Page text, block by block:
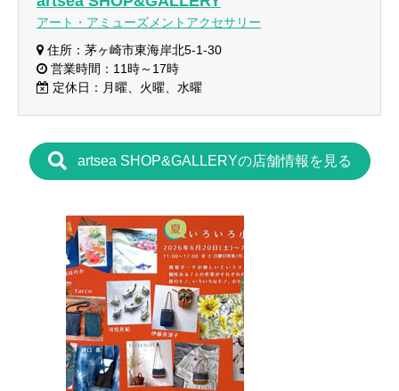
アート・アミューズメントアクセサリー
住所：茅ヶ崎市東海岸北5-1-30
営業時間：11時～17時
定休日：月曜、火曜、水曜
artsea SHOP&GALLERYの店舗情報を見る